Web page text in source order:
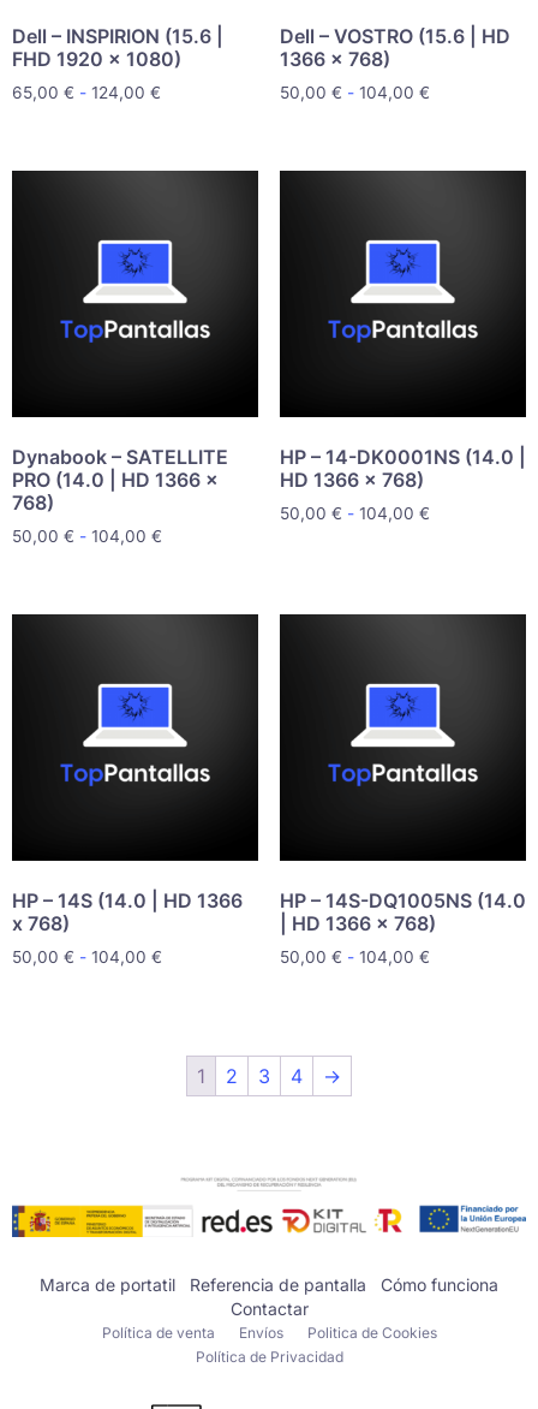
Dell – INSPIRION (15.6 |
FHD 1920 x 1080)
65,00 € - 124,00 €
Dell – VOSTRO (15.6 | HD
1366 x 768)
50,00 € - 104,00 €
Dynabook – SATELLITE
PRO (14.0 | HD 1366 x
768)
50,00 € - 104,00 €
HP – 14-DK0001NS (14.0 |
HD 1366 x 768)
50,00 € - 104,00 €
HP – 14S (14.0 | HD 1366
x 768)
50,00 € - 104,00 €
HP – 14S-DQ1005NS (14.0
| HD 1366 x 768)
50,00 € - 104,00 €
1 2 3 4 →
Marca de portatil Referencia de pantalla
Cómo funciona
Contactar
Política de venta Envíos
Politica de Cookies
Política de Privacidad